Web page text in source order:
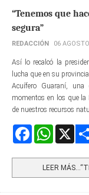
“Tenemos que
segura”
REDACCIÓN 06
Así lo recalcó la
lucha que en su
Acuífero Guaraní,
momentos en los que la
de nuestros recursos
FacebookWhatsApp
LEER